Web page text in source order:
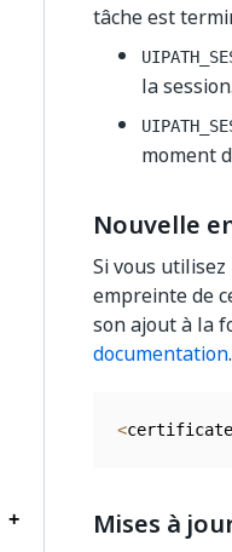
tâche est
la session.
moment
Nouvelle
Si vous
empreinte de
son ajout à la
documentation.
<
Mises à